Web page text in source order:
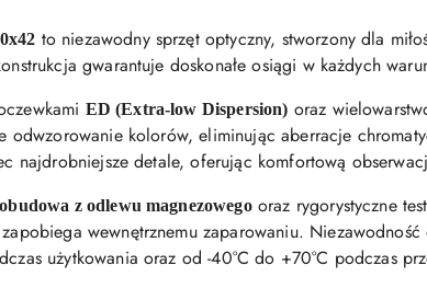
to niezawodny sprzęt optyczny, stworzony dla
gwarantuje doskonałe osiągi w każdych
ED (Extra-low Dispersion) oraz
odwzorowanie kolorów, eliminując aberracje
najdrobniejsze detale, oferując komfortową
obudowa z odlewu magnezowegooraz rygorystyczne
wewnętrznemu zaparowaniu.
użytkowania oraz od -40°C do +70°C podczas